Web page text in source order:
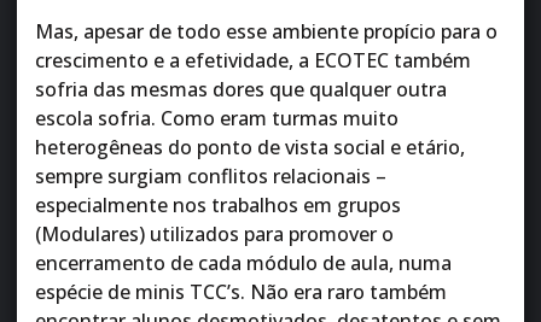
Mas, apesar de todo esse ambiente propício para o
crescimento e a efetividade, a ECOTEC também
sofria das mesmas dores que qualquer outra
escola sofria. Como eram turmas muito
heterogêneas do ponto de vista social e etário,
sempre surgiam conflitos relacionais –
especialmente nos trabalhos em grupos
(Modulares) utilizados para promover o
encerramento de cada módulo de aula, numa
espécie de minis TCC’s. Não era raro também